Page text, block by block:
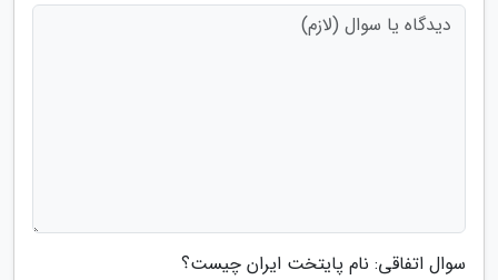
سوال اتفاقی: نام پایتخت ایران چیست؟